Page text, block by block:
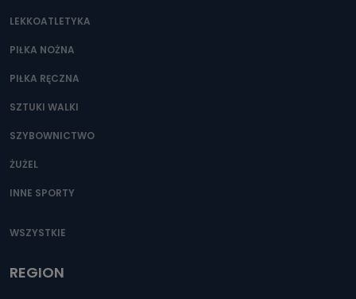
LEKKOATLETYKA
PIŁKA NOŻNA
PIŁKA RĘCZNA
SZTUKI WALKI
SZYBOWNICTWO
ŻUŻEL
INNE SPORTY
WSZYSTKIE
REGION